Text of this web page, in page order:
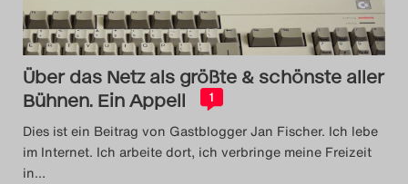
Über das Netz als größte & schönste aller
Bühnen. Ein Appell
1
Dies ist ein Beitrag von Gastblogger Jan Fischer. Ich lebe
im Internet. Ich arbeite dort, ich verbringe meine Freizeit
in…